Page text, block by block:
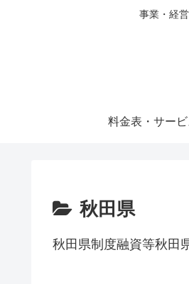
事業・経
料金表・サー
秋田県
秋田県制度融資等秋田